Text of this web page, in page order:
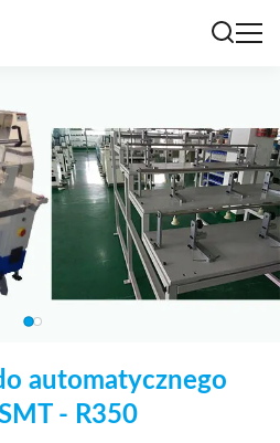
automatycznego
- R350